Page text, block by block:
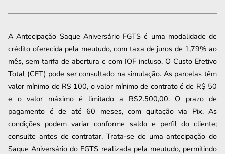
A Antecipação Saque Aniversário FGTS é uma modalidade de
crédito oferecida pela meutudo, com taxa de juros de 1,79% ao
mês, sem tarifa de abertura e com IOF incluso. O Custo Efetivo
Total (CET) pode ser consultado na simulação. As parcelas têm
valor mínimo de R$ 100, o valor mínimo de contrato é de R$ 50
e o valor máximo é limitado a R$2.500,00. O prazo de
pagamento é de até 60 meses, com quitação via Pix. As
condições podem variar conforme saldo e perfil do cliente;
consulte antes de contratar. Trata-se de uma antecipação do
Saque Aniversário do FGTS realizada pela meutudo, permitindo